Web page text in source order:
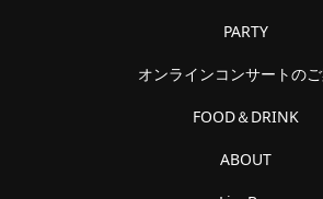
PARTY
オンラインコンサートの
FOOD＆DRINK
ABOUT